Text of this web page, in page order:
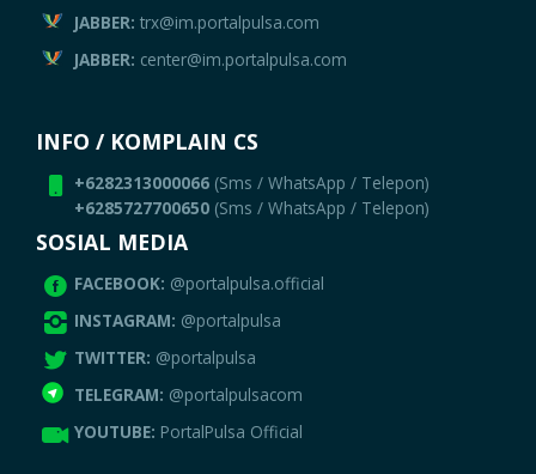
JABBER:trx@im.portalpulsa.com
JABBER: center@im.portalpulsa.com
INFO / KOMPLAIN CS
+6282313000066 (Sms / WhatsApp / Telepon)
+6285727700650 (Sms / WhatsApp / Telepon)
SOSIAL MEDIA
FACEBOOK: @portalpulsa.official
INSTAGRAM: @portalpulsa
TWITTER: @portalpulsa
TELEGRAM: @portalpulsacom
YOUTUBE: PortalPulsa Official